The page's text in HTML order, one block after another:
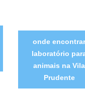
onde encontrar
laboratório
animais na Vila
Prudente